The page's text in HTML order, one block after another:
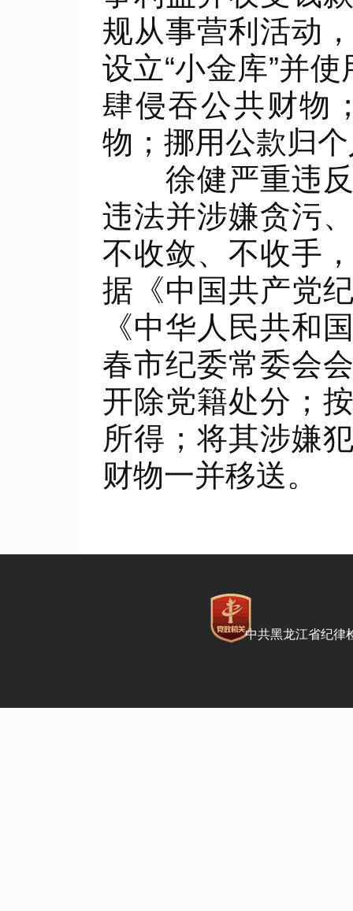
规从事营利活动
设立“小金库”并
肆侵吞公共财物
物；挪用公款归
徐健严重违反
违法并涉嫌贪污
不收敛、不收手
据《中国共产党
《中华人民共和
春市纪委常委会
开除党籍处分；
所得；将其涉嫌
财物一并移送。
中共黑龙江省纪律